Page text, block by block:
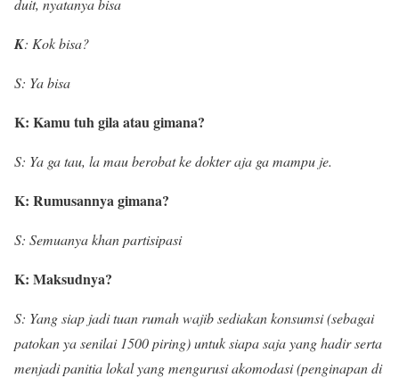
duit, nyatanya bisa
K: Kok bisa?
S: Ya bisa
K: Kamu tuh gila atau gimana?
S: Ya ga tau, la mau berobat ke dokter aja ga mampu je.
K: Rumusannya gimana?
S: Semuanya khan partisipasi
K: Maksudnya?
S: Yang siap jadi tuan rumah wajib sediakan konsumsi (sebagai
patokan ya senilai 1500 piring) untuk siapa saja yang hadir serta
menjadi panitia lokal yang mengurusi akomodasi (penginapan di